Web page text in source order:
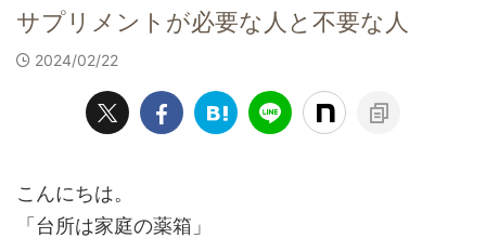
サプリメントが必要な人と不要な人
2024/02/22
こんにちは。
「台所は家庭の薬箱」